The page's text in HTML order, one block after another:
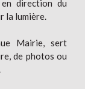
direction du
la lumière.
Mairie, sert
de photos ou